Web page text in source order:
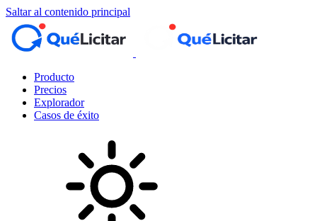
Saltar al contenido principal
Producto
Precios
Explorador
Casos de éxito